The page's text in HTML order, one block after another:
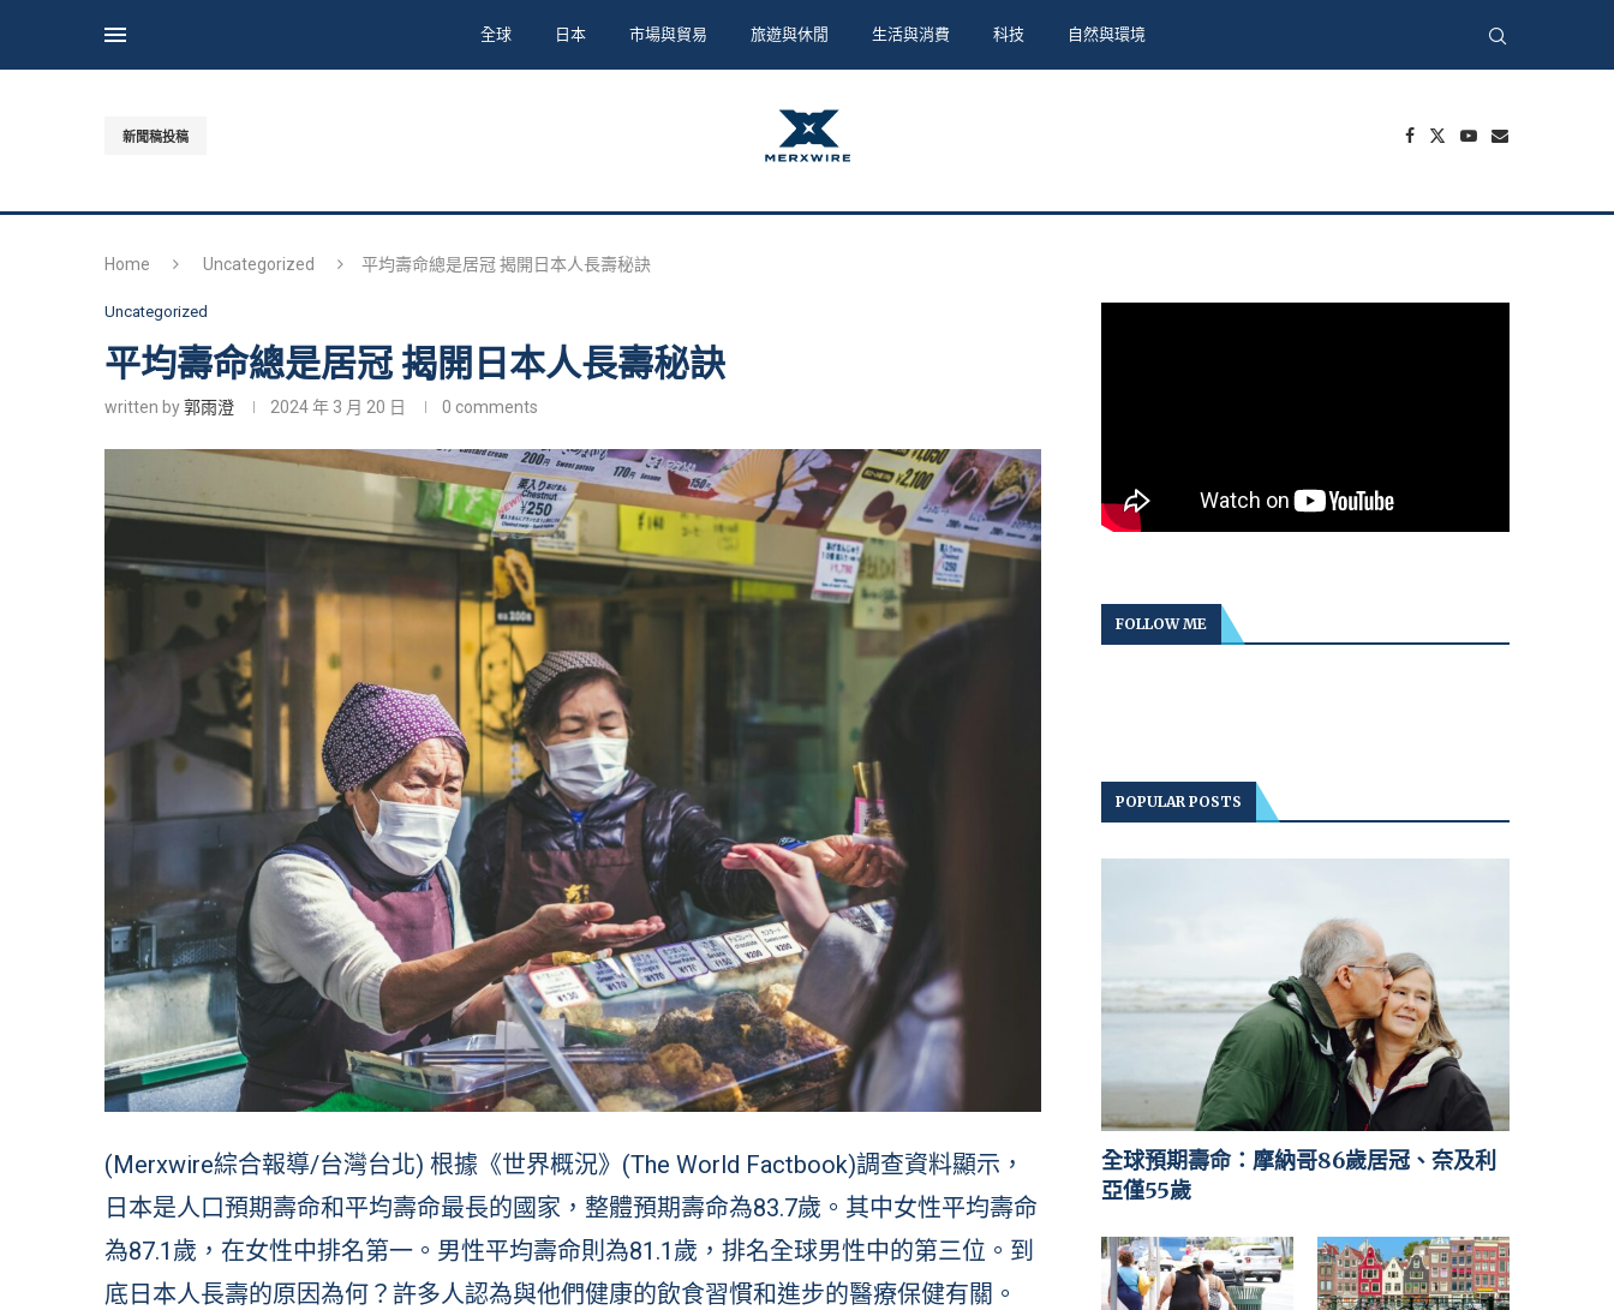
全球 日本 市場與貿易 旅遊與休閒 生活與消費 科技 自然與環境
新聞稿投稿
Home Uncategorized 平均壽命總是居冠 揭開日本人長壽秘訣
Uncategorized
平均壽命總是居冠 揭開日本人長壽秘訣
written by郭雨澄 2024 年 3 月 20 日 0 comments
(Merxwire綜合報導/台灣台北) 根據《世界概況》(The World Factbook)調查資料顯示，
日本是人口預期壽命和平均壽命最長的國家，整體預期壽命為83.7歲。其中女性平均壽命
為87.1歲，在女性中排名第一。男性平均壽命則為81.1歲，排名全球男性中的第三位。到
底日本人長壽的原因為何？許多人認為與他們健康的飲食習慣和進步的醫療保健有關。
FOLLOW ME
POPULAR POSTS
全球預期壽命：摩納哥86歲居冠、奈及利
亞僅55歲